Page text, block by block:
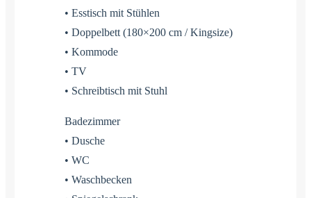
• Esstisch mit Stühlen
• Doppelbett (180×200 cm / Kingsize)
• Kommode
• TV
• Schreibtisch mit Stuhl
Badezimmer
• Dusche
• WC
• Waschbecken